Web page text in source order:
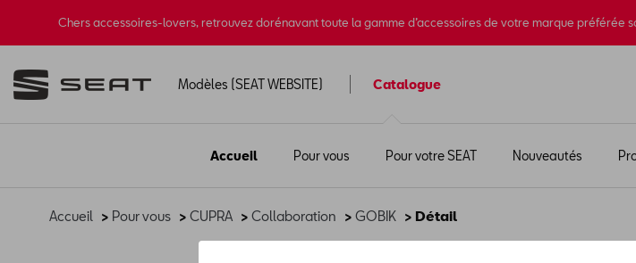
Chers accessoires-lovers, retrouvez dorénavant toute la gamme d’accessoires de votre marque
Modèles (SEAT WEBSITE) Catalogue
Accueil Pour vous Pour votre SEAT Nouveautés
Accueil > Pour vous > CUPRA > Collaboration > GOBIK > Détail